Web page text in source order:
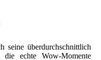
seine überdurchschnittlich
die echte Wow-Momente